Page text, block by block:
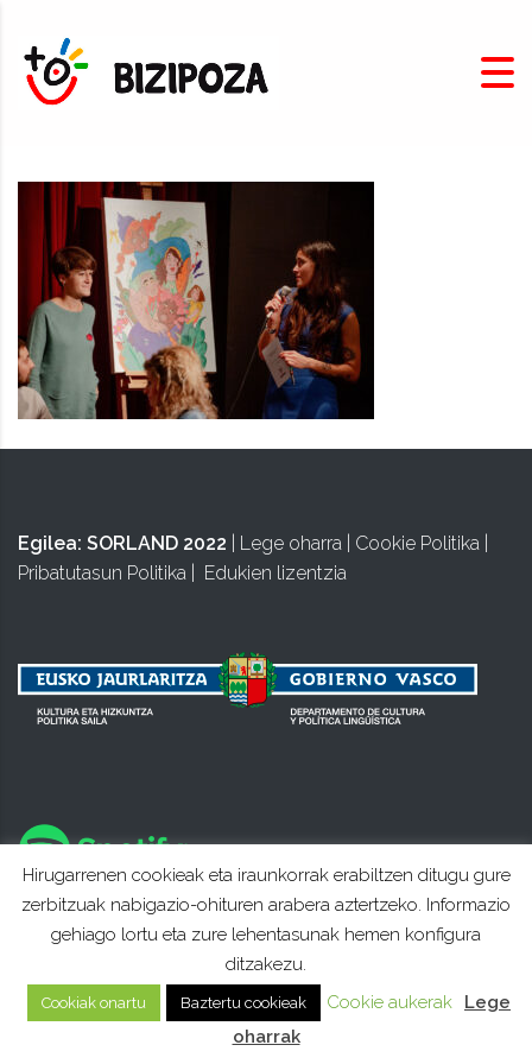
Egilea: SORLAND 2022 Lege oharra Cookie Politika
Pribatutasun Politika
Edukien lizentzia
Hirugarrenen cookieak eta iraunkorrak erabiltzen ditugu gure
zerbitzuak nabigazio-ohituren arabera aztertzeko. Informazio
gehiago lortu eta zure lehentasunak hemen konfigura
ditzakezu.
Cookiak onartu Baztertu cookieak Cookie aukerak
Lege
oharrak